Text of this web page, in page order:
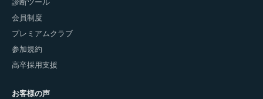
診断ツール
会員制度
プレミアムクラブ
参加規約
高卒採用支援
お客様の声